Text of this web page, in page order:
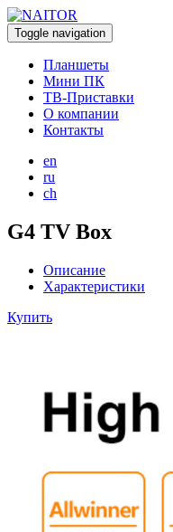
Toggle navigation
Планшеты
Мини ПК
ТВ-Приставки
О компании
Контакты
en
ru
ch
G4 TV Box
Описание
Характеристики
Купить